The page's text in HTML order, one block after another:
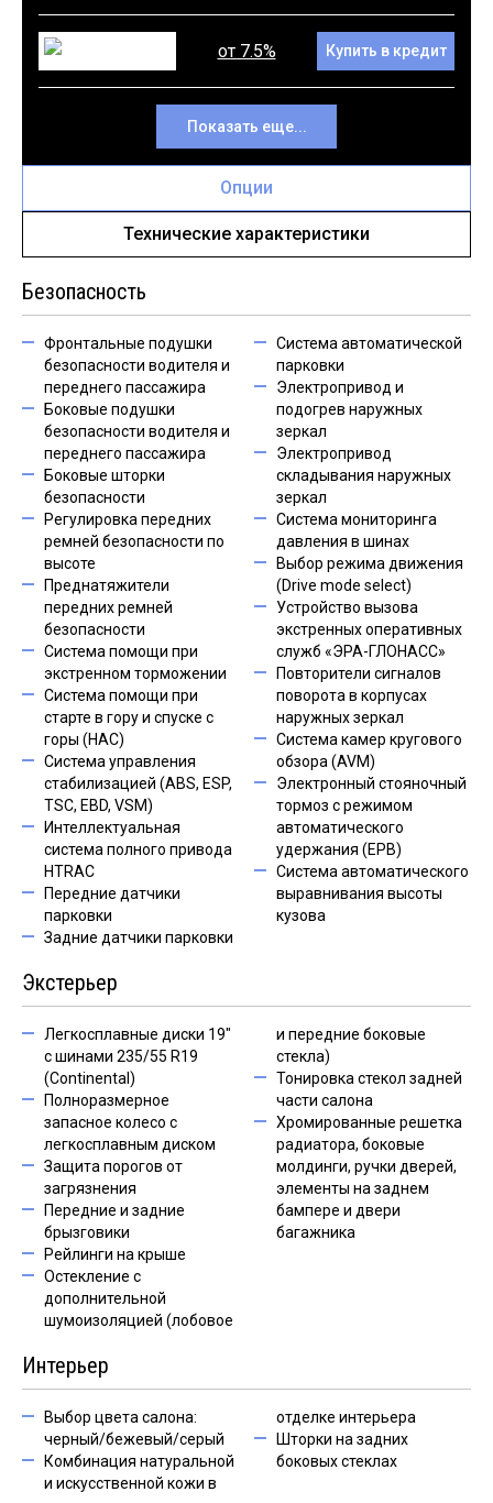
от 7.5% Купить в кредит
Показать еще...
Опции
Технические характеристики
Безопасность
Фронтальные подушки
безопасности водителя и
переднего пассажира
Боковые подушки
безопасности водителя и
переднего пассажира
Боковые шторки
безопасности
Регулировка передних
ремней безопасности по
высоте
Преднатяжители
передних ремней
безопасности
Система помощи при
экстренном торможении
Система помощи при
старте в гору и спуске с
горы (HAC)
Система управления
стабилизацией (ABS, ESP,
TSC, EBD, VSM)
Интеллектуальная
система полного привода
HTRAC
Передние датчики
парковки
Задние датчики парковки
Система автоматической
парковки
Электропривод и
подогрев наружных
зеркал
Электропривод
складывания наружных
зеркал
Система мониторинга
давления в шинах
Выбор режима движения
(Drive mode select)
Устройство вызова
экстренных оперативных
служб «ЭРА-ГЛОНАСС»
Повторители сигналов
поворота в корпусах
наружных зеркал
Система камер кругового
обзора (AVM)
Электронный стояночный
тормоз с режимом
автоматического
удержания (EPB)
Система автоматического
выравнивания высоты
кузова
Экстерьер
Легкосплавные диски 19"
с шинами 235/55 R19
(Continental)
Полноразмерное
запасное колесо с
легкосплавным диском
Защита порогов от
загрязнения
Передние и задние
брызговики
Рейлинги на крыше
Остекление с
дополнительной
шумоизоляцией (лобовое
и передние боковые
стекла)
Тонировка стекол задней
части салона
Хромированные решетка
радиатора, боковые
молдинги, ручки дверей,
элементы на заднем
бампере и двери
багажника
Интерьер
Выбор цвета салона:
черный/бежевый/серый
Комбинация натуральной
и искусственной кожи в
отделке интерьера
Шторки на задних
боковых стеклах